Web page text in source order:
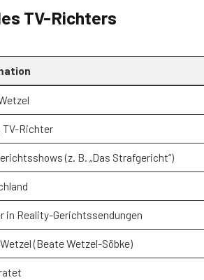
TV-Richters
Richter
(z. B. „Das Strafgericht“)
in Reality-Gerichtssendungen
(Beate Wetzel-Söbke)